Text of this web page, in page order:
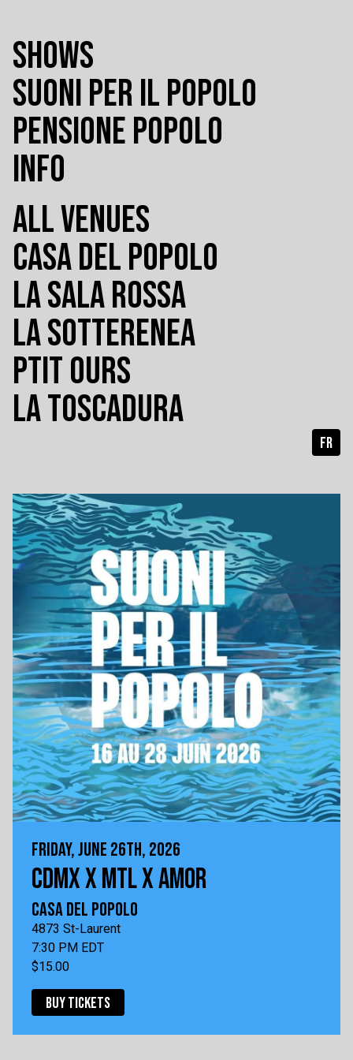
SHOWS
SUONI PER IL POPOLO
PENSIONE POPOLO
INFO
ALL VENUES
CASA DEL POPOLO
LA SALA ROSSA
LA SOTTERENEA
PTIT OURS
LA TOSCADURA
FR
FRIDAY, JUNE 26TH, 2026
CDMX X MTL X AMOR
CASA DEL POPOLO
4873 St-Laurent
7:30 PM EDT
$15.00
BUY TICKETS